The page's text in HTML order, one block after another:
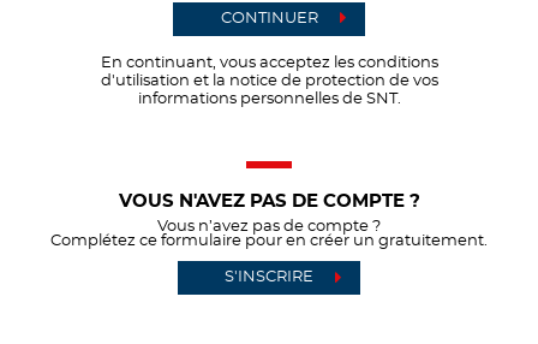
CONTINUER
En continuant, vous acceptez les conditions
d'utilisation et la notice de protection de vos
informations personnelles de SNT.
VOUS N'AVEZ PAS DE COMPTE ?
Vous n’avez pas de compte ?
Complétez ce formulaire pour en créer un gratuitement.
S'INSCRIRE